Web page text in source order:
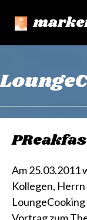
Am 25.03.2011
Kollegen,